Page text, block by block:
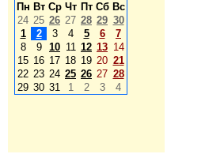
Пн Вт Ср Чт Пт Сб Вс
24 25 26 27 28 29 30
1
2 3 4 5 6
7
8
9 10 11 12 13 14
15 16 17 18 19 20 21
22 23 24 25 26 27 28
29 30 31 1 2 3 4